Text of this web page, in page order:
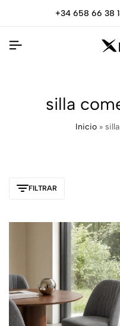
+34 658 66 38
silla
Inicio »
FILTRAR